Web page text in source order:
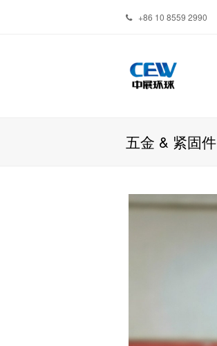
+86 10 8559 2990
五金 & 紧固件